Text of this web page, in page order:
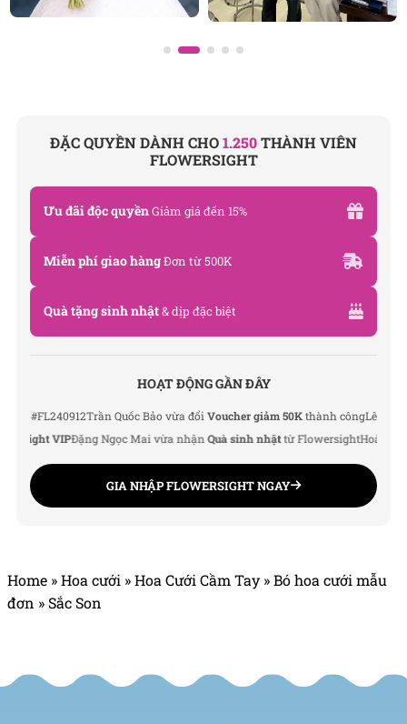
ĐẶC QUYỀN DÀNH CHO1.250THÀNH VIÊN
FLOWERSIGHT
Ưu đãi độc quyềnGiảm giá đến 15%
Miễn phí giao hàngĐơn từ 500K
Quà tặng sinh nhật& dịp đặc biệt
HOẠT ĐỘNG GẦN ĐÂY
Trần Quốc Bảo vừa đổiVoucher giảm 50Kthành côngLê Thu Hà
VIPĐặng Ngọc Mai vừa nhậnQuà sinh nhậttừ FlowersightHoàng Đức
GIA NHẬP FLOWERSIGHT NGAY
Home »Hoa cưới »Hoa Cưới Cầm Tay »Bó hoa cưới mẫu
đơn »Sắc Son